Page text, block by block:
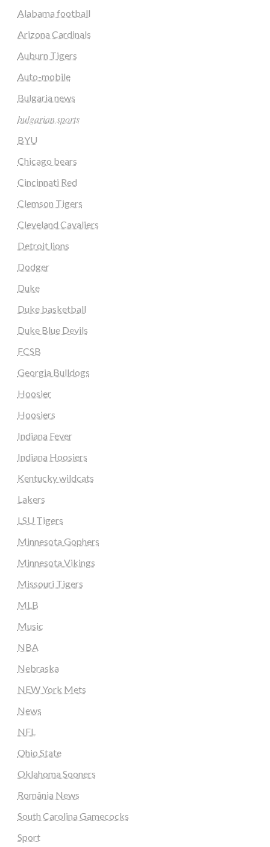
Alabama football
Arizona Cardinals
Auburn Tigers
Auto-mobile
Bulgaria news
𝑏𝑢𝑙𝑔𝑎𝑟𝑖𝑎𝑛 𝑠𝑝𝑜𝑟𝑡𝑠
BYU
Chicago bears
Cincinnati Red
Clemson Tigers
Cleveland Cavaliers
Detroit lions
Dodger
Duke
Duke basketball
Duke Blue Devils
FCSB
Georgia Bulldogs
Hoosier
Hoosiers
Indiana Fever
Indiana Hoosiers
Kentucky wildcats
Lakers
LSU Tigers
Minnesota Gophers
Minnesota Vikings
Missouri Tigers
MLB
Music
NBA
Nebraska
NEW York Mets
News
NFL
Ohio State
Oklahoma Sooners
România News
South Carolina Gamecocks
Sport